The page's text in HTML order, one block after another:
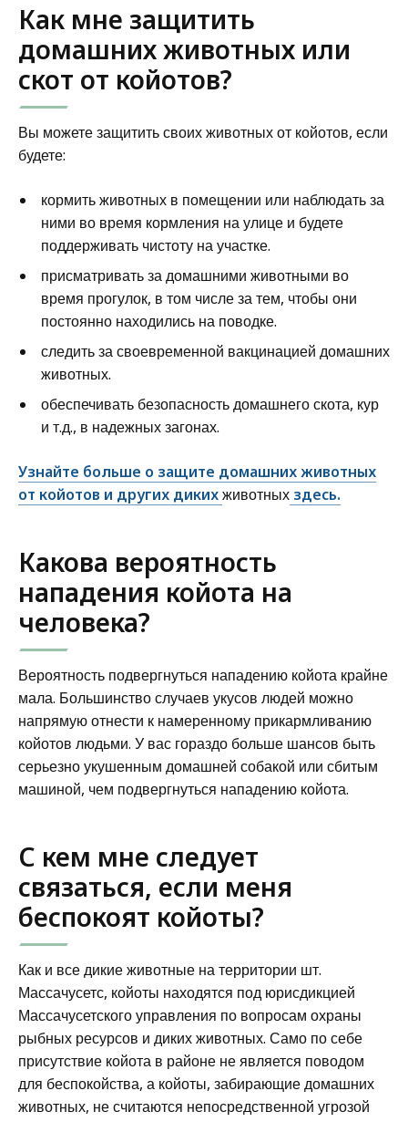
Как мне защитить
домашних животных или
скот от койотов?
Вы можете защитить своих животных от койотов, если
будете:
кормить животных в помещении или наблюдать за
ними во время кормления на улице и будете
поддерживать чистоту на участке.
присматривать за домашними животными во
время прогулок, в том числе за тем, чтобы они
постоянно находились на поводке.
следить за своевременной вакцинацией домашних
животных.
обеспечивать безопасность домашнего скота, кур
и т.д., в надежных загонах.
Узнайте больше о защите домашних животных
от койотов и других дикихживотных здесь.
Какова вероятность
нападения койота на
человека?
Вероятность подвергнуться нападению койота крайне
мала. Большинство случаев укусов людей можно
напрямую отнести к намеренному прикармливанию
койотов людьми. У вас гораздо больше шансов быть
серьезно укушенным домашней собакой или сбитым
машиной, чем подвергнуться нападению койота.
С кем мне следует
связаться, если меня
беспокоят койоты?
Как и все дикие животные на территории шт.
Массачусетс, койоты находятся под юрисдикцией
Массачусетского управления по вопросам охраны
рыбных ресурсов и диких животных. Само по себе
присутствие койота в районе не является поводом
для беспокойства, а койоты, забирающие домашних
животных, не считаются непосредственной угрозой